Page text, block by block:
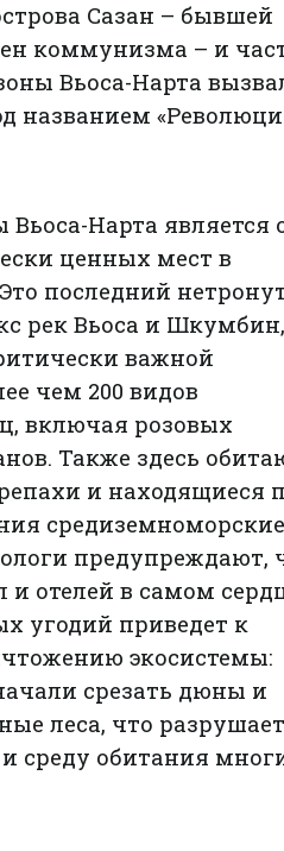
Сазан – бывшей
коммунизма – и
Вьоса-Нарта
названием
Вьоса-Нарта является
ценных мест в
последний
рек Вьоса и Шкумбин,
важной
чем 200 видов
включая розовых
Также здесь
и находящиеся
средиземноморские
предупреждают,
и отелей в самом
угодий приведет к
экосистемы:
срезать дюны и
леса, что разрушает
среду обитания